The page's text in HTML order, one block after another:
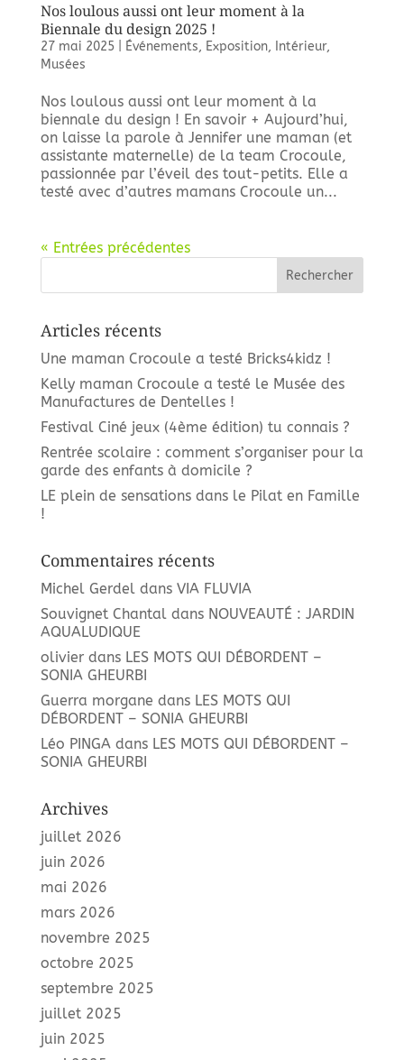
Nos loulous aussi ont leur moment à la
Biennale du design 2025 !
27 mai 2025| Événements, Exposition, Intérieur,
Musées
Nos loulous aussi ont leur moment à la
biennale du design ! En savoir + Aujourd’hui,
on laisse la parole à Jennifer une maman (et
assistante maternelle) de la team Crocoule,
passionnée par l’éveil des tout-petits. Elle a
testé avec d’autres mamans Crocoule un...
« Entrées précédentes
Articles récents
Une maman Crocoule a testé Bricks4kidz !
Kelly maman Crocoule a testé le Musée des
Manufactures de Dentelles !
Festival Ciné jeux (4ème édition) tu connais ?
Rentrée scolaire : comment s’organiser pour la
garde des enfants à domicile ?
LE plein de sensations dans le Pilat en Famille
!
Commentaires récents
Michel Gerdeldans VIA FLUVIA
Souvignet Chantaldans NOUVEAUTÉ : JARDIN
AQUALUDIQUE
olivierdans LES MOTS QUI DÉBORDENT –
SONIA GHEURBI
Guerra morgane dans LES MOTS QUI
DÉBORDENT – SONIA GHEURBI
Léo PINGAdans LES MOTS QUI DÉBORDENT –
SONIA GHEURBI
Archives
juillet 2026
juin 2026
mai 2026
mars 2026
novembre 2025
octobre 2025
septembre 2025
juillet 2025
juin 2025